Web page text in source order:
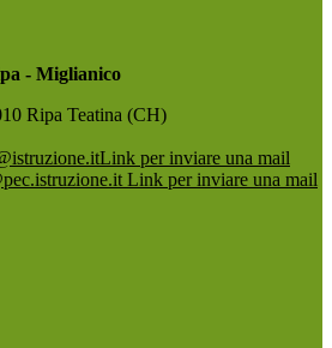
- Miglianico
Ripa Teatina (CH)
Link per inviare una mail
Link per inviare una mail